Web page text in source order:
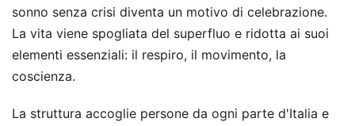
sonno senza crisi diventa un motivo di celebrazione.
La vita viene spogliata del superfluo e ridotta ai suoi
elementi essenziali: il respiro, il movimento, la
coscienza.
La struttura accoglie persone da ogni parte d'Italia e